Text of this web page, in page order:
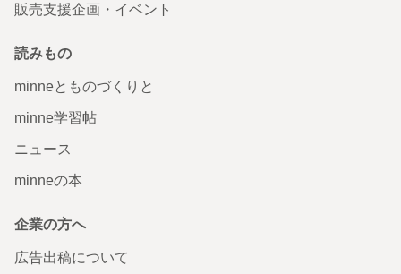
販売支援企画・イベント
読みもの
minneとものづくりと
minne学習帖
ニュース
minneの本
企業の方へ
広告出稿について